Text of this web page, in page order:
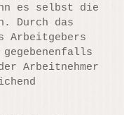
es selbst die
Durch das
Arbeitgebers
Arbeitnehmer